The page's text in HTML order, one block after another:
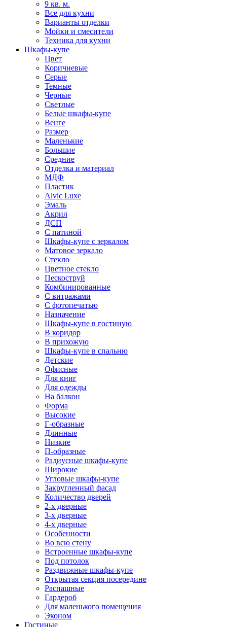
9 кв. м.
Все для кухни
Варианты отделки
Мойки и смесители
Техника для кухни
Шкафы-купе
Цвет
Коричневые
Серые
Темные
Черные
Светлые
Белые шкафы-купе
Венге
Размер
Маленькие
Большие
Средние
Отделка и материал
МДФ
Пластик
Alvic Luxe
Эмаль
Акрил
ДСП
С патиной
Шкафы-купе с зеркалом
Матовое зеркало
Стекло
Цветное стекло
Пескоструй
Комбинированные
С витражами
С фотопечатью
Назначение
Шкафы-купе в гостиную
В коридор
В прихожую
Шкафы-купе в спальню
Детские
Офисные
Для книг
Для одежды
На балкон
Форма
Высокие
Г-образные
Длинные
Низкие
П-образные
Радиусные шкафы-купе
Широкие
Угловые шкафы-купе
Закругленный фасад
Количество дверей
2-х дверные
3-х дверные
4-х дверные
Особенности
Во всю стену
Встроенные шкафы-купе
Под потолок
Раздвижные шкафы-купе
Открытая секция посередине
Распашные
Гардероб
Для маленького помещения
Эконом
Гостиные